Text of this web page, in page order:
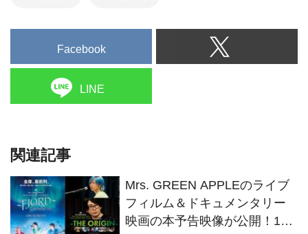
Facebook
LINE
関連記事
Mrs. GREEN APPLEのライブ
フィルム＆ドキュメンタリー
映画の本予告映像が公開！11